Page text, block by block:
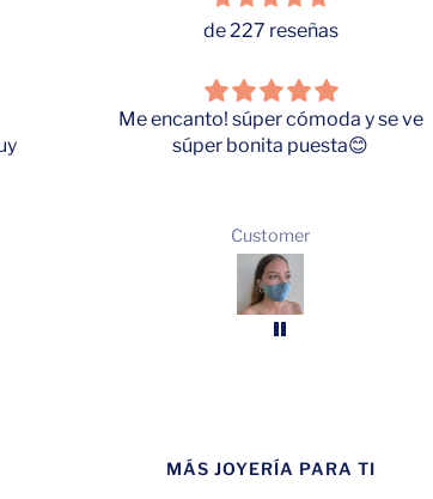
de 227 reseñas
Me encanto! súper cómoda y se ve
súper bonita puesta😊
Customer
MÁS JOYERÍA PARA TI